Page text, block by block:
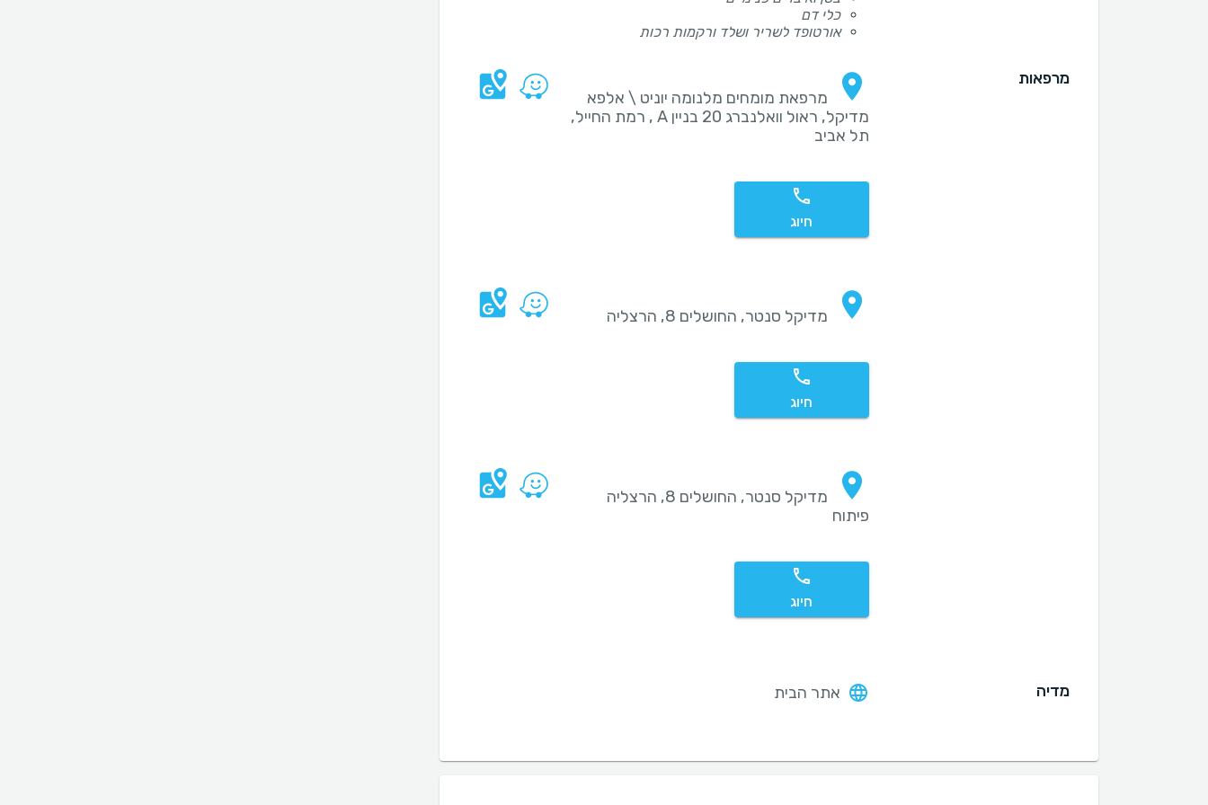
כלי דם
אורטופד לשריר ושלד ורקמות רכות
מרפאות
מרפאת מומחים מלנומה יוניט \ אלפא
מדיקל, ראול וואלנברג 20 בניין A , רמת החייל,
תל אביב
חיוג
מדיקל סנטר, החושלים 8, הרצליה
חיוג
מדיקל סנטר, החושלים 8, הרצליה
פיתוח
חיוג
מדיה אתר הבית